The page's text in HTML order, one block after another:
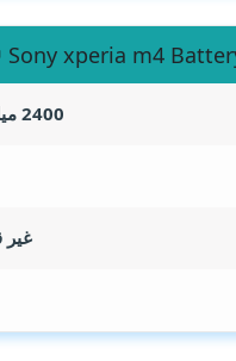
Sony xperia m4
2400 ميللى أمبير
غير